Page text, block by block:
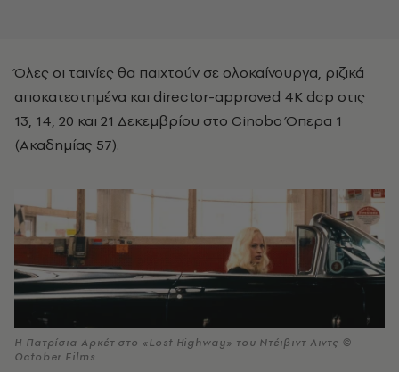
Όλες οι ταινίες θα παιχτούν σε ολοκαίνουργα, ριζικά
αποκατεστημένα και director-approved 4K dcp στις
13, 14, 20 και 21 Δεκεμβρίου στο Cinobo Όπερα 1
(Ακαδημίας 57).
Η Πατρίσια Αρκέτ στο «Lost Highway» του Ντέιβιντ Λιντς ©
October Films